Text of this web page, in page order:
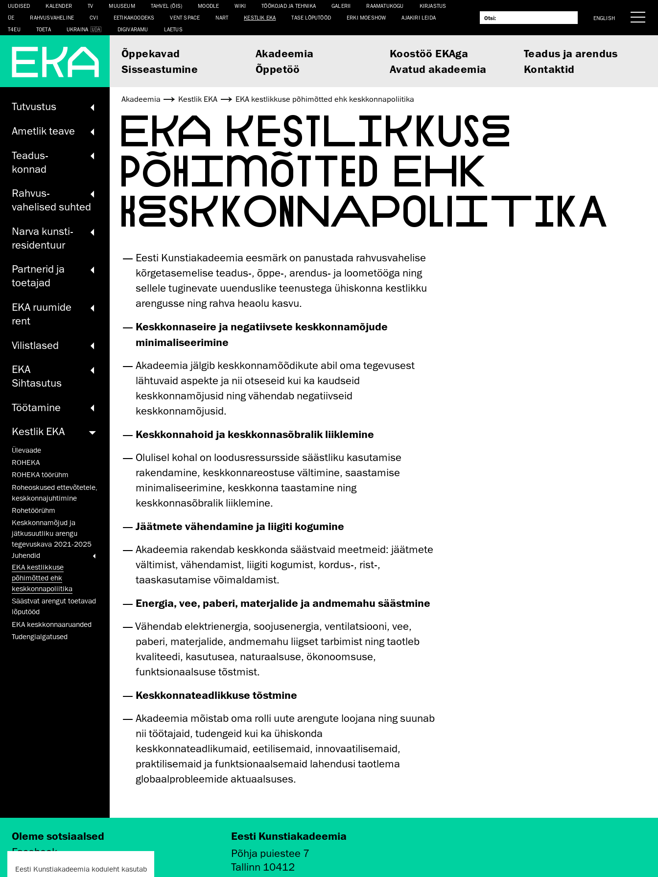
UUDISED KALENDER TV MUUSEUM TAHVEL (ÕIS) MOODLE WIKI TÖÖKOJAD JA TEHNIKA GALERII RAAMATUKOGU
KIRJASTUS
ÜE
RAHVUSVAHELINE CVI EETIKAKOODEKS VENT SPACE NART KESTLIK EKA TASE LÕPUTÖÖD ERKI MOESHOW
AJAKIRI LEIDA
T4EU
TOETA UKRAINA DIGIVARAMU LAETUS
ENGLISH
Õppekavad Akadeemia Koostöö EKAga
Teadus ja arendus
Sisseastumine
Õppetöö Avatud akadeemia Kontaktid
Tutvustus
Ametlik teave
Teadus­
konnad
Rahvus­
vahelised suhted
Narva kunsti­
residentuur
Partnerid ja
toetajad
EKA ruumide
rent
Vilistlased
EKA
Sihtasutus
Töö­tamine
Kestlik EKA
Ülevaade
ROHEKA
ROHEKA töörühm
Roheoskused ettevõtetele,
keskkonnajuhtimine
Rohetöörühm
Keskkonnamõjud ja
jätkusuutliku arengu
tegevuskava 2021-2025
Juhendid
EKA kestlikkuse
põhimõtted ehk
keskkonnapoliitika
Säästvat arengut toetavad
lõputööd
EKA keskkonnaaruanded
Tudengialgatused
Akadeemia Kestlik EKA EKA kestlikkuse põhimõtted ehk keskkonnapoliitika
EKA KESTLIKKUSE
PÕHIMÕTTED EHK
KESKKONNAPOLIITIKA
Eesti Kunstiakadeemia eesmärk on panustada rahvusvahelise
kõrgetasemelise teadus-, õppe-, arendus- ja loometööga ning
sellele tuginevate uuenduslike teenustega ühiskonna kestlikku
arengusse ning rahva heaolu kasvu.
Keskkonnaseire ja negatiivsete keskkonnamõjude
minimaliseerimine
Akadeemia jälgib keskkonnamõõdikute abil oma tegevusest
lähtuvaid aspekte ja nii otseseid kui ka kaudseid
keskkonnamõjusid ning vähendab negatiivseid
keskkonnamõjusid.
Keskkonnahoid ja keskkonnasõbralik liiklemine
Olulisel kohal on loodusressursside säästliku kasutamise
rakendamine, keskkonnareostuse vältimine, saastamise
minimaliseerimine, keskkonna taastamine ning
keskkonnasõbralik liiklemine.
Jäätmete vähendamine ja liigiti kogumine
Akadeemia rakendab keskkonda säästvaid meetmeid: jäätmete
vältimist, vähendamist, liigiti kogumist, kordus-, rist-,
taaskasutamise võimaldamist.
Energia, vee, paberi, materjalide ja andmemahu säästmine
Vähendab elektrienergia, soojusenergia, ventilatsiooni, vee,
paberi, materjalide, andmemahu liigset tarbimist ning taotleb
kvaliteedi, kasutusea, naturaalsuse, ökonoomsuse,
funktsionaalsuse tõstmist.
Keskkonnateadlikkuse tõstmine
Akadeemia mõistab oma rolli uute arengute loojana ning suunab
nii töötajaid, tudengeid kui ka ühiskonda
keskkonnateadlikumaid, eetilisemaid, innovaatilisemaid,
praktilisemaid ja funktsionaalsemaid lahendusi taotlema
globaalprobleemide aktuaalsuses.
Oleme sotsiaalsed
Facebook
Twitter
Eesti Kunstiakadeemia
Põhja puiestee 7
Tallinn 10412
Eesti Kunstiakadeemia koduleht kasutab